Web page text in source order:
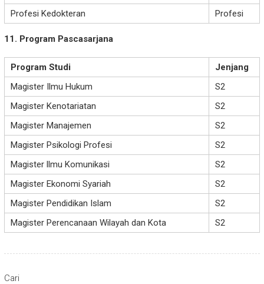
Profesi Kedokteran
Profesi
11. Program Pascasarjana
Program Studi
Jenjang
Magister Ilmu Hukum
S2
Magister Kenotariatan
S2
Magister Manajemen
S2
Magister Psikologi Profesi
S2
Magister llmu Komunikasi
S2
Magister Ekonomi Syariah
S2
Magister Pendidikan Islam
S2
Magister Perencanaan Wilayah dan Kota
S2
Cari